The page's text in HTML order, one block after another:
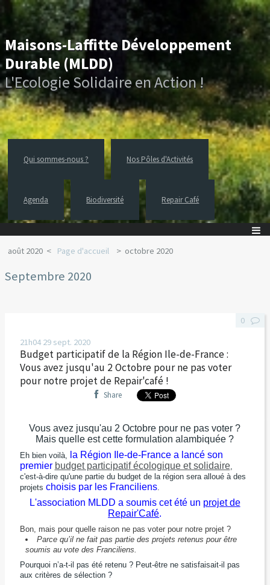
Maisons-Laffitte Développement
Durable (MLDD)
L'Ecologie Solidaire en Action !
Qui sommes-nous ? Nos Pôles d'Activités
Agenda Biodiversité Repair Café
août 2020 Page d'accueil octobre 2020
Septembre 2020
21h04 29 sept. 2020
Budget participatif de la Région Ile-de-France :
Vous avez jusqu'au 2 Octobre pour ne pas voter
pour notre projet de Repair'café !
Share
Vous avez jusqu'au 2 Octobre pour ne pas voter ?
Mais quelle est cette formulation alambiquée ?
Eh bien voilà,
la Région Ile-de-France a lancé son
premier budget participatif écologique et solidaire,
c'est-à-dire qu'une partie du budget de la région sera alloué à des
projets choisis par les Franciliens.
L'association MLDD a soumis cet été un projet de
Repair'Café.
Bon, mais pour quelle raison ne pas voter pour notre projet ?
Parce qu’il ne fait pas partie des projets retenus pour être
soumis au vote des Franciliens.
Pourquoi n’a-t-il pas été retenu ? Peut-être ne satisfaisait-il pas
aux critères de sélection ?
0